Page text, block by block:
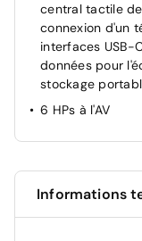
central tactile
connexion d'un
interfaces USB-
données pour
stockage
6 HPs à l'AV
Informations